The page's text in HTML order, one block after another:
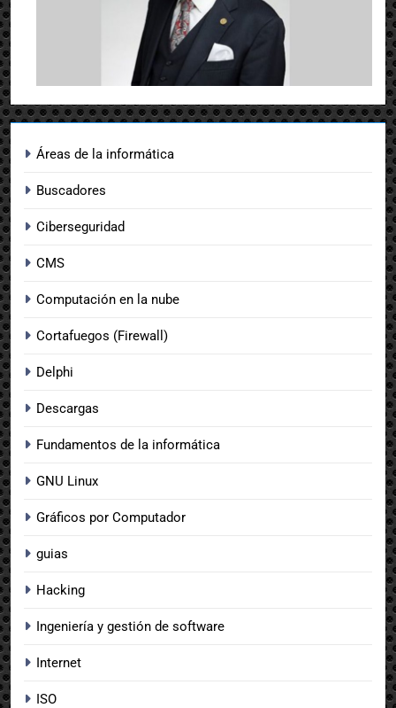
Áreas de la informática
Buscadores
Ciberseguridad
CMS
Computación en la nube
Cortafuegos (Firewall)
Delphi
Descargas
Fundamentos de la informática
GNU Linux
Gráficos por Computador
guias
Hacking
Ingeniería y gestión de software
Internet
ISO